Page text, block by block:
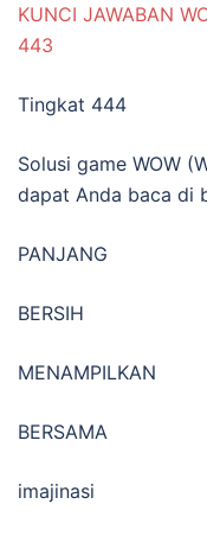
KUNCI JAWABAN
443
Tingkat 444
Solusi game WOW
dapat Anda baca di
PANJANG
BERSIH
MENAMPILKAN
BERSAMA
imajinasi